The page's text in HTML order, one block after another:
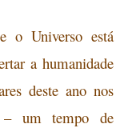
o Universo está
a humanidade
deste ano nos
um tempo de